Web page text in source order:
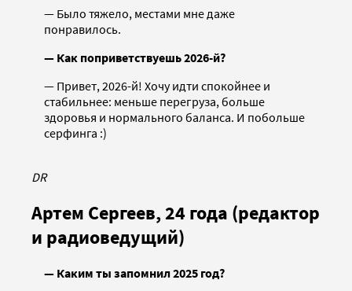
— Было тяжело, местами мне даже
понравилось.
— Как поприветствуешь 2026-й?
— Привет, 2026-й! Хочу идти спокойнее и
стабильнее: меньше перегруза, больше
здоровья и нормального баланса. И побольше
серфинга :)
DR
Артем Сергеев, 24 года (редактор
и радиоведущий)
— Каким ты запомнил 2025 год?